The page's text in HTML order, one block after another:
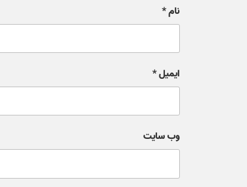
نام*
ایمیل*
وب‌ سایت